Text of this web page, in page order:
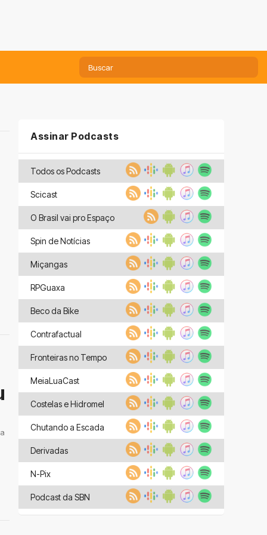
Assinar Podcasts
Todos os Podcasts
Scicast
O Brasil vai pro Espaço
Spin de Notícias
Miçangas
RPGuaxa
Beco da Bike
Contrafactual
Fronteiras no Tempo
MeiaLuaCast
Costelas e Hidromel
Chutando a Escada
Derivadas
N-Pix
Podcast da SBN